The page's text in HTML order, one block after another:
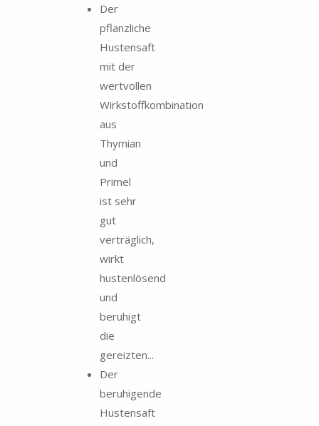
Der
pflanzliche
Hustensaft
mit der
wertvollen
Wirkstoffkombination
aus
Thymian
und
Primel
ist sehr
gut
verträglich,
wirkt
hustenlösend
und
beruhigt
die
gereizten...
Der
beruhigende
Hustensaft